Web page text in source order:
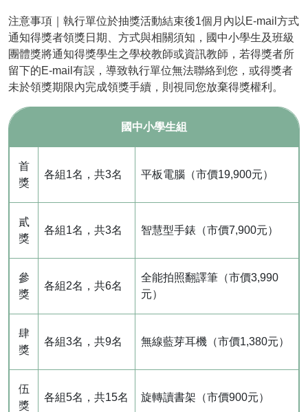
注意事項｜執行單位於抽獎活動結束後1個月內以E-mail方式
通知得獎者領獎日期、方式與相關須知，國中小學生及班級
團體獎將通知得獎學生之學校教師或資訊教師，若得獎者所
留下的E-mail有誤，導致執行單位無法聯絡到您，或得獎者
未於領獎期限內完成領獎手續，則視同您放棄得獎權利。
國中小學生組
首
獎
各組1名，共3名 平板電腦（市價19,900元）
貳
獎
各組1名，共3名 智慧型手錶（市價7,900元）
參
獎
各組2名，共6名
全能拍照翻譯筆（市價3,990
元）
肆
獎
各組3名，共9名 無線藍芽耳機（市價1,380元）
伍
獎
各組5名，共15名 旋轉讀書架（市價900元）